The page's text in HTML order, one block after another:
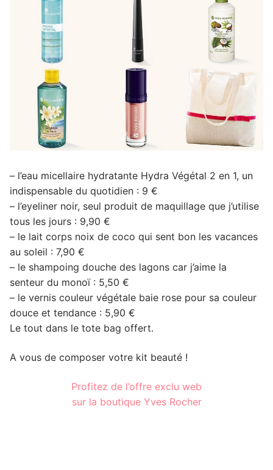
– l’eau micellaire hydratante Hydra Végétal 2 en 1, un
indispensable du quotidien : 9 €
– l’eyeliner noir, seul produit de maquillage que j’utilise
tous les jours : 9,90 €
– le lait corps noix de coco qui sent bon les vacances
au soleil : 7,90 €
– le shampoing douche des lagons car j’aime la
senteur du monoï : 5,50 €
– le vernis couleur végétale baie rose pour sa couleur
douce et tendance : 5,90 €
Le tout dans le tote bag offert.
A vous de composer votre kit beauté !
Profitez de l’offre exclu web
sur la boutique Yves Rocher